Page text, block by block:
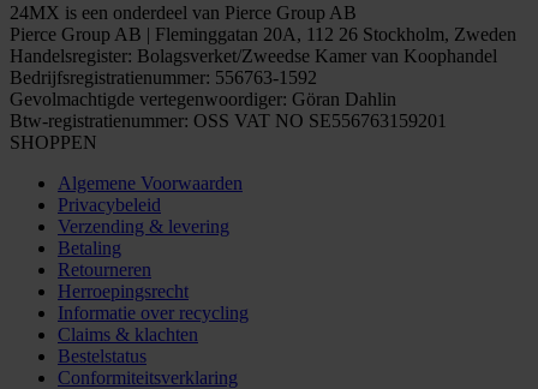
24MX is een onderdeel van Pierce Group AB
Pierce Group AB | Fleminggatan 20A, 112 26 Stockholm, Zweden
Handelsregister: Bolagsverket/Zweedse Kamer van Koophandel
Bedrijfsregistratienummer: 556763-1592
Gevolmachtigde vertegenwoordiger: Göran Dahlin
Btw-registratienummer: OSS VAT NO SE556763159201
SHOPPEN
Algemene Voorwaarden
Privacybeleid
Verzending & levering
Betaling
Retourneren
Herroepingsrecht
Informatie over recycling
Claims & klachten
Bestelstatus
Conformiteitsverklaring